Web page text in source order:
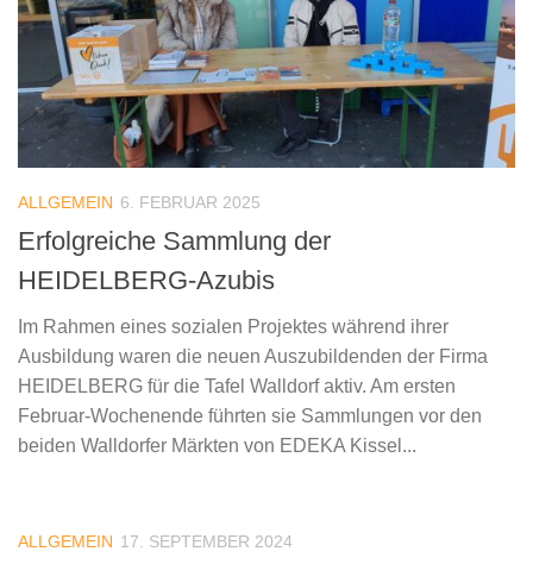
ALLGEMEIN 6. FEBRUAR 2025
Erfolgreiche Sammlung der
HEIDELBERG-Azubis
Im Rahmen eines sozialen Projektes während ihrer
Ausbildung waren die neuen Auszubildenden der Firma
HEIDELBERG für die Tafel Walldorf aktiv. Am ersten
Februar-Wochenende führten sie Sammlungen vor den
beiden Walldorfer Märkten von EDEKA Kissel...
ALLGEMEIN 17. SEPTEMBER 2024